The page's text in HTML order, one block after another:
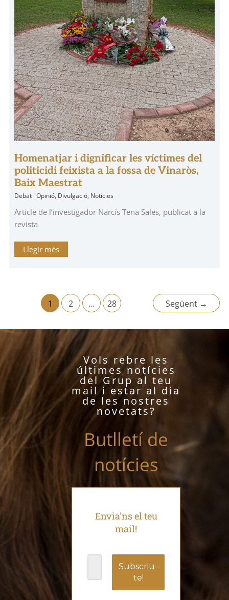
Homenatjar i dignificar les víctimes del
politicidi feixista a la fossa de Vinaròs,
Baix Maestrat
Debat i Opinió, Divulgació, Notícies
Article de l’investigador Narcís Tena Sales, publicat a la
revista
Llegir més
1 2 … 28 Següent →
Vols rebre les
últimes notícies
del Grup al teu
mail i estar al dia
de les nostres
novetats?
Butlletí de
notícies
Envia'ns el teu
mail!